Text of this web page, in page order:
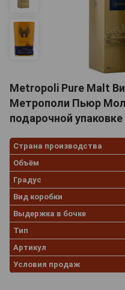
Metropoli Pure Malt
Метрополи Пьюр
подарочной упаковке
Страна производства
Объём
Градус
Вид коробки
Выдержка в бочке
Тип
Артикул
Условия продаж